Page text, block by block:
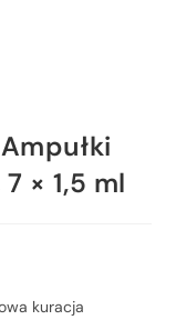
× 1,5 ml
kuracja